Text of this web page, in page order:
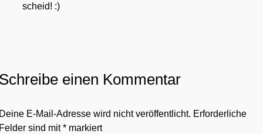
scheid! :)
einen Kommentar
E-Mail-Adresse wird nicht veröffentlicht. Erforderliche
sind mit* markiert